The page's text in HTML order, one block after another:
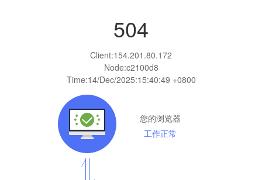
504
Client:154.201.80.172
Node:c2100d8
Time:14/Dec/2025:15:40:49 +0800
您的浏览器
工作正常